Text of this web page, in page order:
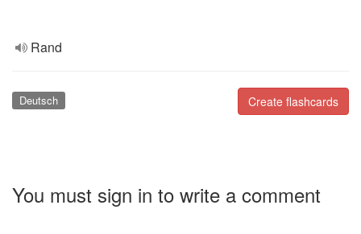
Rand
Create flashcards
Deutsch
You must sign in to write a comment